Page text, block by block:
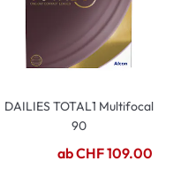
DAILIES TOTAL1 Multifocal
90
ab CHF 109.00